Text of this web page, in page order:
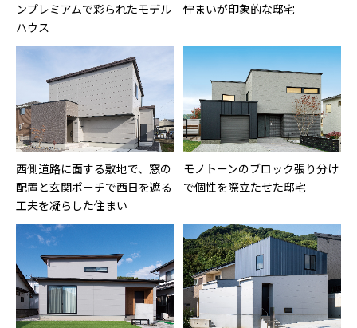
ンプレミアムで彩られたモデル
ハウス
佇まいが印象的な邸宅
西側道路に面する敷地で、窓の
配置と玄関ポーチで西日を遮る
工夫を凝らした住まい
モノトーンのブロック張り分け
で個性を際立たせた邸宅